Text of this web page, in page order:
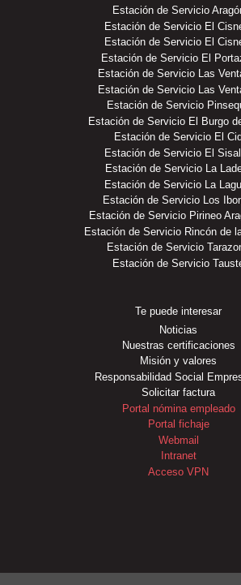
Estación de Servicio
Estación de Servicio El
Estación de Servicio El
Estación de Servicio El
Estación de Servicio Las
Estación de Servicio Las
Estación de Servicio
Estación de Servicio El Burgo
Estación de Servicio El Cid
Estación de Servicio El
Estación de Servicio La
Estación de Servicio La
Estación de Servicio Los
Estación de Servicio Pirineo
Estación de Servicio Rincón de
Estación de Servicio
Estación de Servicio
Te puede interesar
Noticias
Nuestras certificaciones
Misión y valores
Responsabilidad Social
Solicitar factura
Portal nómina empleado
Portal fichaje
Webmail
Intranet
Acceso VPN